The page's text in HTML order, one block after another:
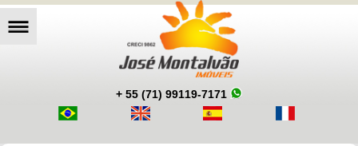
+ 55 (71) 99119-7171